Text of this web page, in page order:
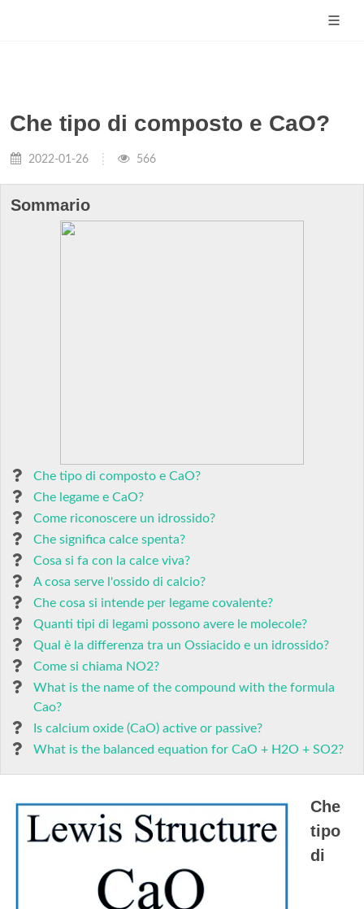
Che tipo di composto e CaO?
2022-01-26 566
Sommario
Che tipo di composto e CaO?
Che legame e CaO?
Come riconoscere un idrossido?
Che significa calce spenta?
Cosa si fa con la calce viva?
A cosa serve l'ossido di calcio?
Che cosa si intende per legame covalente?
Quanti tipi di legami possono avere le molecole?
Qual è la differenza tra un Ossiacido e un idrossido?
Come si chiama NO2?
What is the name of the compound with the formula
Cao?
Is calcium oxide (CaO) active or passive?
What is the balanced equation for CaO + H2O + SO2?
Che
tipo
di